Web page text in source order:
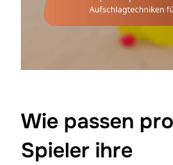
Wie passen
Spieler ihre